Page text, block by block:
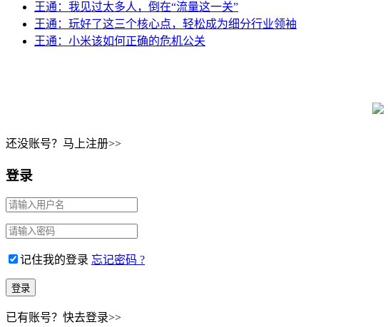
王通：我见过太多人，倒在“流量这一关”
王通：玩好了这三个核心点，轻松成为细分行业领袖
王通：小米该如何正确的危机公关
还没账号？马上注册>>
登录
记住我的登录 忘记密码 ?
已有账号？快去登录>>